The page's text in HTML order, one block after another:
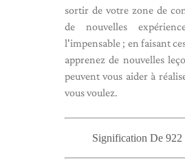
sortir de votre zone de
de nouvelles
l'impensable ; en faisant
apprenez de nouvelles
peuvent vous aider à
vous voulez.
Signification De 922